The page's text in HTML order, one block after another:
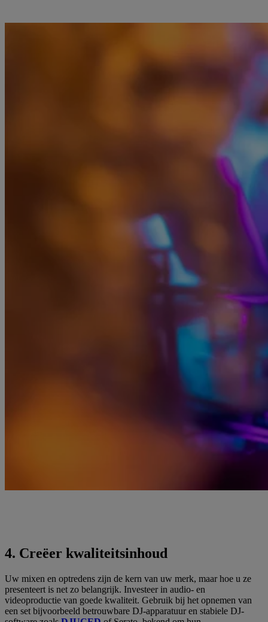
4. Creëer kwaliteitsinhoud
Uw mixen en optredens zijn de kern van uw merk, maar hoe u ze
presenteert is net zo belangrijk. Investeer in audio- en
videoproductie van goede kwaliteit. Gebruik bij het opnemen van
een set bijvoorbeeld betrouwbare DJ-apparatuur en stabiele DJ-